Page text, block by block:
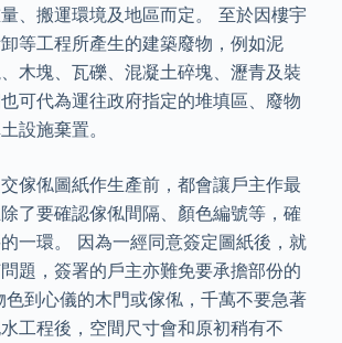
、搬運環境及地區而定。 至於因樓宇
等工程所產生的建築廢物，例如泥
木塊、瓦礫、混凝土碎塊、瀝青及裝
可代為運往政府指定的堆填區、廢物
設施棄置。
傢俬圖紙作生產前，都會讓戶主作最
了要確認傢俬間隔、顏色編號等，確
一環。 因為一經同意簽定圖紙後，就
題，簽署的戶主亦難免要承擔部份的
到心儀的木門或傢俬，千萬不要急著
工程後，空間尺寸會和原初稍有不